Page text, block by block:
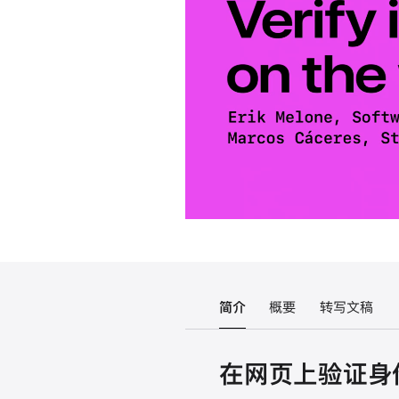
简介 概要 转写文稿
在网页上验证身